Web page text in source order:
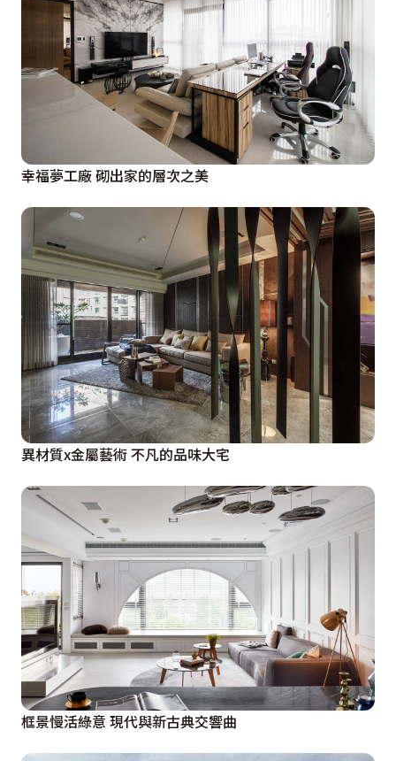
幸福夢工廠 砌出家的層次之美
異材質x金屬藝術 不凡的品味大宅
框景慢活綠意 現代與新古典交響曲